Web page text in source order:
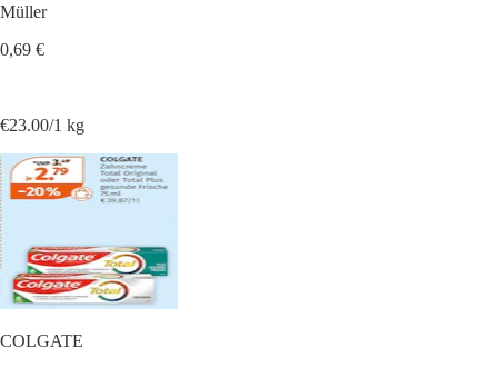
Müller
0,69 €
€23.00/1 kg
COLGATE